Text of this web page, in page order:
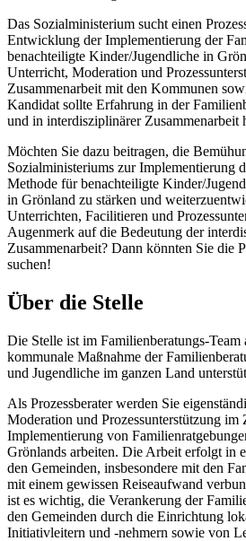
Das Sozialministerium sucht einen
Entwicklung der Implementierung der
benachteiligte Kinder/Jugendliche in
Unterricht, Moderation und
Zusammenarbeit mit den Kommunen
Kandidat sollte Erfahrung in der
und in interdisziplinärer Zusammenarbeit
Möchten Sie dazu beitragen, die
Sozialministeriums zur Implementierung
Methode für benachteiligte Kinder/
in Grönland zu stärken und
Unterrichten, Facilitieren und
Augenmerk auf die Bedeutung der
Zusammenarbeit? Dann könnten Sie die
suchen!
Über die Stelle
Die Stelle ist im Familienberatungs-Team
kommunale Maßnahme der
und Jugendliche im ganzen Land
Als Prozessberater werden Sie
Moderation und Prozessunterstützung im
Implementierung von
Grönlands arbeiten. Die Arbeit erfolgt in
den Gemeinden, insbesondere mit den
mit einem gewissen Reiseaufwand
ist es wichtig, die Verankerung der
den Gemeinden durch die Einrichtung
Initiativleitern und -nehmern sowie von